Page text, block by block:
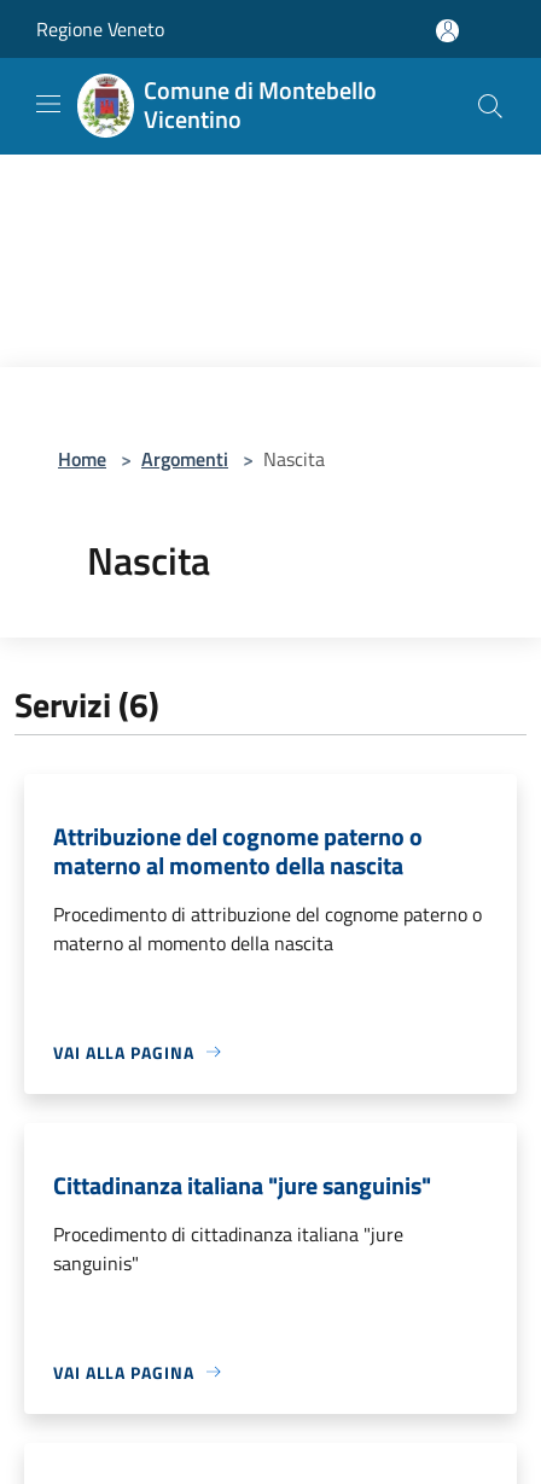
Regione Veneto
Comune di Montebello
Vicentino
Home > Argomenti > Nascita
Nascita
Servizi (6)
Attribuzione del cognome paterno o
materno al momento della nascita
Procedimento di attribuzione del cognome paterno o
materno al momento della nascita
VAI ALLA PAGINA
Cittadinanza italiana "jure sanguinis"
Procedimento di cittadinanza italiana "jure
sanguinis"
VAI ALLA PAGINA